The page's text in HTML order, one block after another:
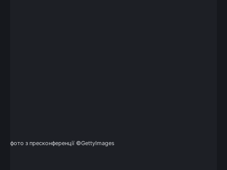
фото з пресконференції ©GettyImages